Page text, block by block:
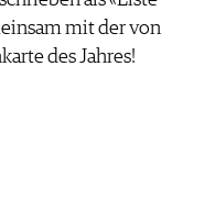
mit der von
des Jahres!